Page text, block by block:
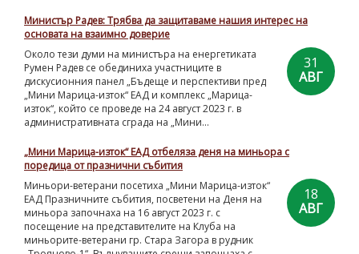
Министър Радев: Трябва да защитаваме нашия интерес на
основата на взаимно доверие
31
АВГ
Около тези думи на министъра на енергетиката
Румен Радев се обединиха участниците в
дискусионния панел „Бъдеще и перспективи пред
„Мини Марица-изток“ ЕАД и комплекс „Марица-
изток“, който се проведе на 24 август 2023 г. в
административната сграда на „Мини...
„Мини Марица-изток“ ЕАД отбеляза деня на миньора с
поредица от празнични събития
18
АВГ
Миньори-ветерани посетиха „Мини Марица-изток“
ЕАД Празничните събития, посветени на Деня на
миньора започнаха на 16 август 2023 г. с
посещение на представителите на Клуба на
миньорите-ветерани гр. Стара Загора в рудник